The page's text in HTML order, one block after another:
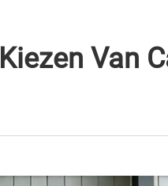
Van